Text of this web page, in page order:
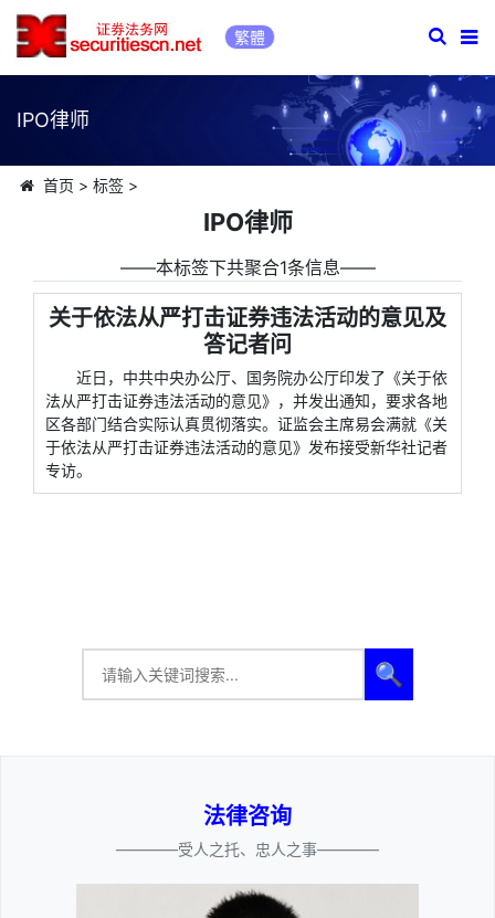
繁體
IPO律师
首页 > 标签>
IPO律师
――本标签下共聚合1条信息――
关于依法从严打击证券违法活动的意见及
答记者问
近日，中共中央办公厅、国务院办公厅印发了《关于依
法从严打击证券违法活动的意见》，并发出通知，要求各地
区各部门结合实际认真贯彻落实。证监会主席易会满就《关
于依法从严打击证券违法活动的意见》发布接受新华社记者
专访。
🔍
法律咨询
————受人之托、忠人之事————